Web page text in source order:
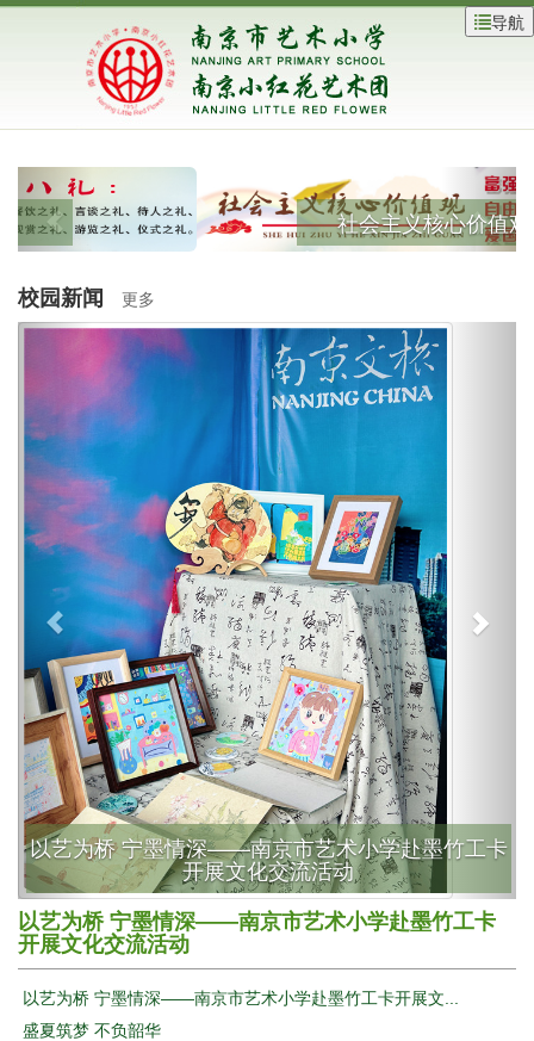
导航
社会主义核心价值观
校园新闻 更多
以艺为桥 宁墨情深——南京市艺术小学赴墨竹工卡
开展文化交流活动
以艺为桥 宁墨情深——南京市艺术小学赴墨竹工卡
开展文化交流活动
以艺为桥 宁墨情深——南京市艺术小学赴墨竹工卡开展文...
盛夏筑梦 不负韶华